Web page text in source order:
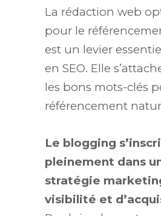
La rédaction web
pour le
est un levier
en SEO. Elle
les bons mots-clés
référencement
Le blogging
pleinement dans
stratégie
visibilité et